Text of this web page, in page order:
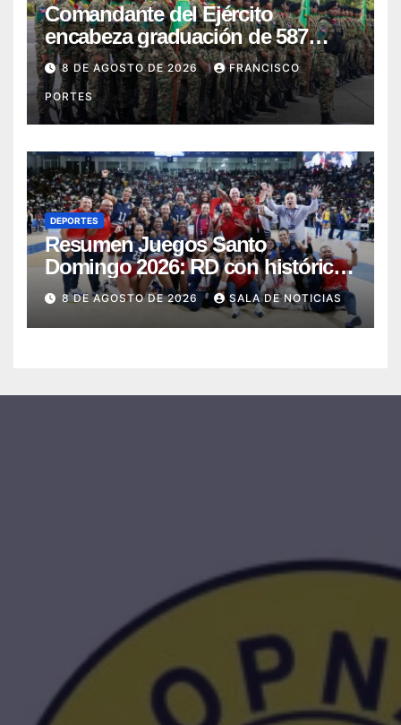
Comandante del Ejército
encabeza graduación de 587
nuevos conscriptos en el
Campamento Militar “16 de
Agosto”
8 DE AGOSTO DE 2026 FRANCISCO
PORTES
DEPORTES
Resumen Juegos Santo
Domingo 2026: RD con histórica
jornada obtiene 145 medallas y el
cuarto lugar
8 DE AGOSTO DE 2026 SALA DE NOTICIAS